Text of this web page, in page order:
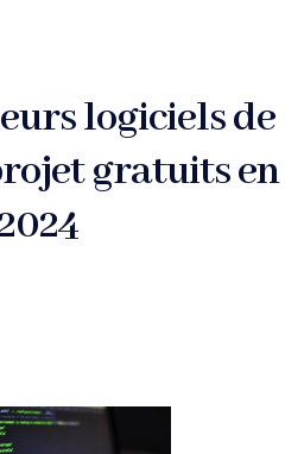
logiciels de
gratuits en